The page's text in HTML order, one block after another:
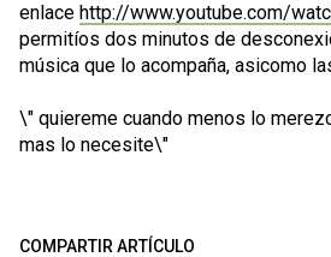
enlace http://www.youtube.com/
permitíos dos minutos de
música que lo acompaña, asicomo
\" quiereme cuando menos lo
mas lo necesite\"
COMPARTIR ARTÍCULO